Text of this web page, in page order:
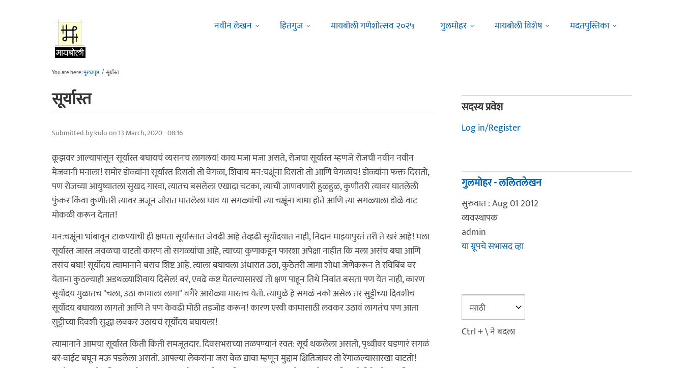
नवीन लेखन
हितगुज मायबोली गणेशोत्सव २०२५ गुलमोहर मायबोली विशेष मदतपुस्तिका
You are here:मुख्यपृष्ठ / सूर्यास्त
सूर्यास्त
Submitted bykuluon 13 March, 2020 - 08:16
क्रूझवर आल्यापासून सूर्यास्त बघायचं व्यसनच लागलय! काय मजा मजा असते, रोजचा सूर्यास्त म्हणजे रोजची नवीन नवीन
मेजवानी मनाला! समोर डोळ्यांना सूर्यास्त दिसतो तो वेगळा, शिवाय मन:चक्षूंना दिसतो तो आणि वेगळाच! डोळ्यांना फक्त दिसतो,
पण रोजच्या आयुष्यातला सुखद गारवा, त्यातच बसलेला एखादा चटका, त्याची जाणवणारी हुळहुळ, कुणीतरी त्यावर घातलेली
फुंकर किंवा कुणीतरी त्यावर अजून जोरात घातलेला घाव या सगळ्यांची त्या चक्षूंना बाधा होते आणि त्या सगळ्याला डोळे वाट
मोकळी करून देतात!
मन:चक्षूंना भांबावून टाकण्याची ही क्षमता सूर्यास्तात जेवढी आहे तेव्हढी सूर्योदयात नाही, निदान माझ्यापुरतं तरी ते खरं आहे! मला
सूर्यास्त जास्त जवळचा वाटतो कारण तो सगळ्यांचा आहे, त्याच्या कुणाकडून फारशा अपेक्षा नाहीत कि मला असंच बघा आणि
तसंच बघा! सूर्योदय त्यामानाने बराच शिष्ट आहे. त्याला बघायला अंधारात उठा, कुठेतरी जागा शोधा जेणेकरून ते रविबिंब वर
येताना कुठल्याही अडथळ्याशिवाय दिसेल! बरं, एवढे कष्ट घेतल्यासारखं तो क्षण पाहून तिथे निवांत बसता पण येत नाही, कारण
सूर्योदय मुळातच "चला, उठा कामाला लागा" वगैरे आरोळ्या मारतच येतो. त्यामुळे हे सगळं नको असेल तर सुट्टीच्या दिवशीच
सूर्योदय बघायला लागतो आणि ते पण केवढी मोठी तडजोड करून! कारण एरवी कामासाठी लवकर उठावं लागतंच पण आता
सुट्टीच्या दिवशी सुद्धा लवकर उठायचं सूर्योदय बघायला!
त्यामानाने आमचा सूर्यास्त किती किती समजूतदार. दिवसभराच्या तळपण्यानं स्वत: सूर्य थकलेला असतो, पृथ्वीवर घडणारं सगळं
बरं-वाईट बघून मऊ पडलेला असतो. आपल्या लेकरांना जरा वेळ द्यावा म्हणून मुद्दाम क्षितिजावर तो रेंगाळल्यासारखा वाटतो!
सदस्य प्रवेश
Log in/Register
गुलमोहर - ललितलेखन
सुरुवात : Aug 01 2012
व्यवस्थापक
admin
या ग्रूपचे सभासद व्हा
Ctrl + \ ने बदला